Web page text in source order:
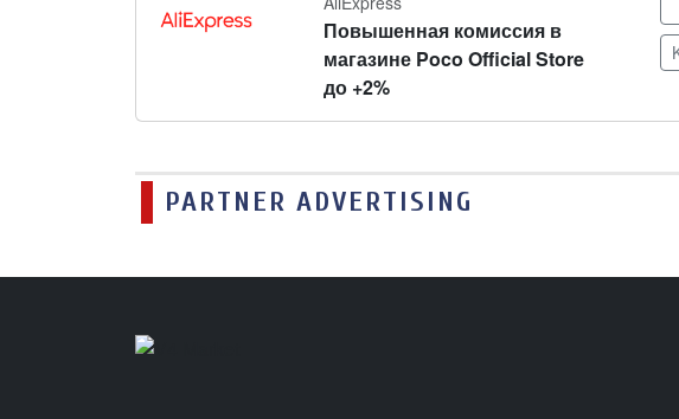
Повышенная комиссия в
магазине Poco Official Store
до +2%
PARTNER ADVERTISING